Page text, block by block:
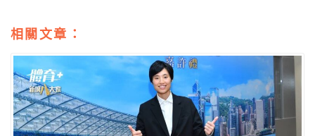
相關文章：